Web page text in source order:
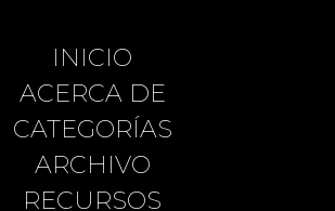
LEAVE A REPLY
COMMENT
INICIO
ACERCA DE
CATEGORÍAS
ARCHIVO
RECURSOS